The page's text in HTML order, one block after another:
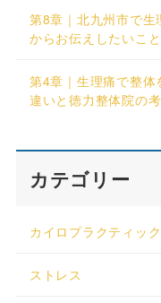
第8章｜北九州市で
からお伝えしたいこと
第4章｜生理痛で整
違いと徳力整体院の
カテゴリー
カイロプラクティック
ストレス